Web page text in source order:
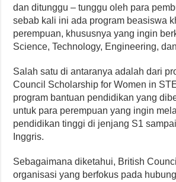
dan ditunggu – tunggu oleh para
sebab kali ini ada program beasiswa
perempuan, khususnya yang ingin
Science, Technology, Engineering,
Salah satu di antaranya adalah dari
Council Scholarship for Women in
program bantuan pendidikan yang
untuk para perempuan yang ingin
pendidikan tinggi di jenjang S1
Inggris.
Sebagaimana diketahui, British
organisasi yang berfokus pada